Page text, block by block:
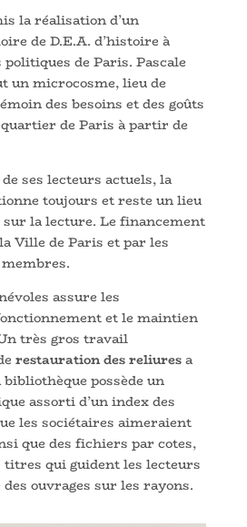
la réalisation d’un
de D.E.A. d’histoire à
de Paris. Pascale
un microcosme, lieu de
des besoins et des goûts
de Paris à partir de
ses lecteurs actuels, la
toujours et reste un lieu
sur la lecture. Le financement
Ville de Paris et par les
assure les
et le maintien
très gros travail
restauration des reliuresa
possède un
assorti d’un index des
les sociétaires aimeraient
que des fichiers par cotes,
qui guident les lecteurs
ouvrages sur les rayons.